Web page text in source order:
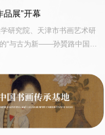
马玉萍，南开大学党委常务
、主席王登渤，兰州大学党
副主席、甘肃省文联原副主
馆馆员
依然孑立戈壁之壮美、凄
西，观壁画之庄严妙相，感
游；更有西域万象，大漠孤
，六盘山、崆峒山、羲皇故
赴陇，于甘肃
庄浪写生新制，兼收往日西
心溯千年艺脉，以赤子之心
西行千里，深入敦煌和天
之旅。此行旨在以脚步丈量
夏美学的精神源流，在千年
，在春日斜阳下愈显静穆深
手电光束照亮幽暗窟室的刹
醒——北魏的秀骨清像，隋
天衣带当风、满壁风动，五
展”开幕
研究院、天津市书画艺术研
“与古为新——孙贇路中国画
炳胜，天津市教委发展规划
院党委副书记李高扬，南开
长、天津市书画艺术研究会
津文史馆馆员刘文生，天津